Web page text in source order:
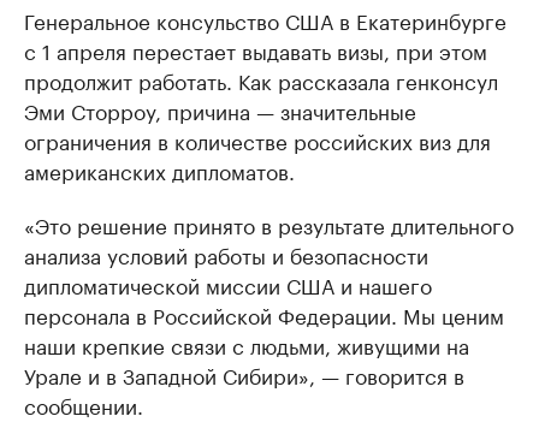
Генеральное консульство США в Екатеринбурге
с 1 апреля перестает выдавать визы, при этом
продолжит работать. Как рассказала генконсул
Эми Сторроу, причина — значительные
ограничения в количестве российских виз для
американских дипломатов.
«Это решение принято в результате длительного
анализа условий работы и безопасности
дипломатической миссии США и нашего
персонала в Российской Федерации. Мы ценим
наши крепкие связи с людьми, живущими на
Урале и в Западной Сибири», — говорится в
сообщении.